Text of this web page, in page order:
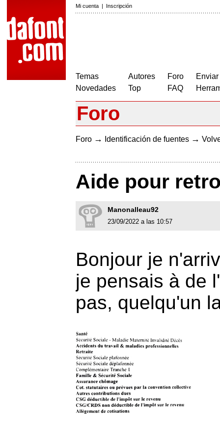
Mi cuenta | Inscripción
Temas
Novedades
Autores
Top
Foro
FAQ
Foro
Foro → Identificación de fuentes →
Aide pour
Manonalleau92
23/09/2022 a las 10:57
Bonjour je
je pensais à de
pas, quelqu'un